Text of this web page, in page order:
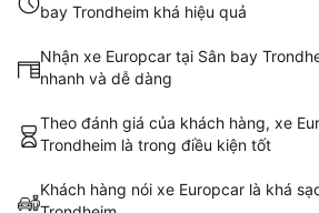
bay Trondheim khá hiệu quả
Nhận xe Europcar tại Sân bay
nhanh và dễ dàng
Theo đánh giá của khách hàng, xe
Trondheim là trong điều kiện tốt
Khách hàng nói xe Europcar là khá